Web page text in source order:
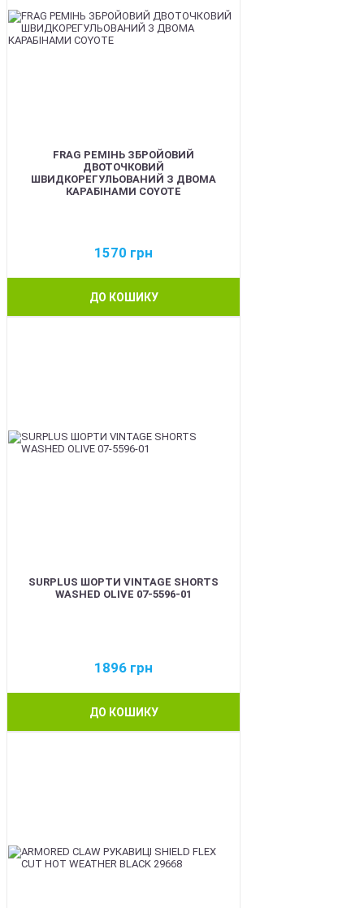
FRAG РЕМІНЬ ЗБРОЙОВИЙ
ДВОТОЧКОВИЙ
ШВИДКОРЕГУЛЬОВАНИЙ З ДВОМА
КАРАБІНАМИ COYOTE
1570 грн
ДО КОШИКУ
SURPLUS ШОРТИ VINTAGE SHORTS
WASHED OLIVE 07-5596-01
1896 грн
ДО КОШИКУ